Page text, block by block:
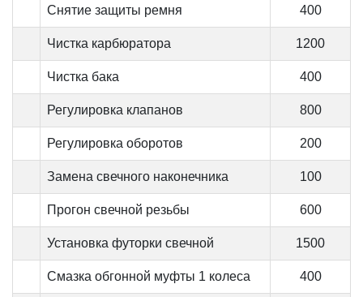
Снятие защиты ремня 400
Чистка карбюратора 1200
Чистка бака 400
Регулировка клапанов 800
Регулировка оборотов 200
Замена свечного наконечника 100
Прогон свечной резьбы 600
Установка футорки свечной 1500
Смазка обгонной муфты 1 колеса 400